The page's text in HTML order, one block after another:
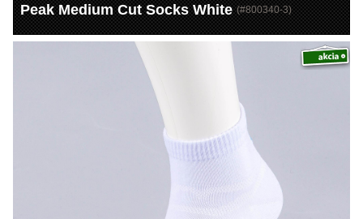
Peak Medium Cut Socks White (#800340-3)